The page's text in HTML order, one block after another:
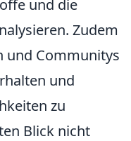
und die
Zudem
und Communitys
und
zu
Blick nicht